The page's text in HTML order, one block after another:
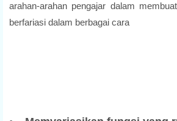
arahan-arahan pengajar dalam
berfariasi dalam berbagai cara